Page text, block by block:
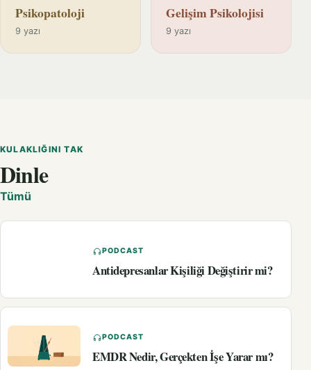
Psikopatoloji
9 yazı
Gelişim Psikolojisi
9 yazı
KULAKLIĞINI TAK
Dinle
Tümü
PODCAST
Antidepresanlar Kişiliği Değiştirir mi?
PODCAST
EMDR Nedir, Gerçekten İşe Yarar mı?